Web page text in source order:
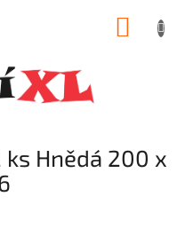
Hnědá 200 x